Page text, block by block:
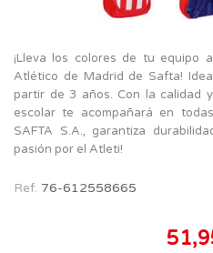
¡Lleva los colores de tu equipo
Atlético de Madrid de Safta!
partir de 3 años. Con la calidad
escolar te acompañará en
SAFTA S.A., garantiza
pasión por el Atleti!
Ref. 76-612558665